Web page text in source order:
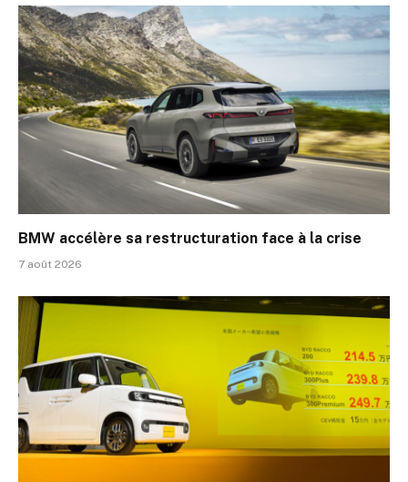
BMW accélère sa restructuration face à la crise
7 août 2026